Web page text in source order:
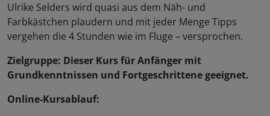
Ulrike Selders wird quasi aus dem Näh- und
Farbkästchen plaudern und mit jeder Menge Tipps
vergehen die 4 Stunden wie im Fluge – versprochen.
Zielgruppe: Dieser Kurs für Anfänger mit
Grundkenntnissen und Fortgeschrittene geeignet.
Online-Kursablauf: